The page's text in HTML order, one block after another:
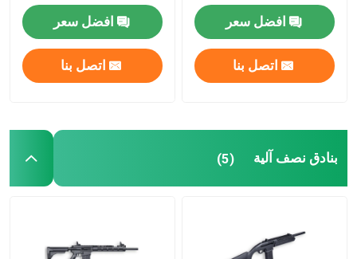
أخبار
بنادق الدفاع عن المنزل
افضل سعر
اتصل بنا
افضل سعر
اتصل بنا
بنادق نصف آلية (5)